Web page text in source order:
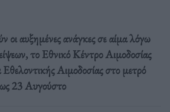
αυξημένες ανάγκες σε αίμα λόγω
το Εθνικό Κέντρο Αιμοδοσίας
Αιμοδοσίας στο μετρό
23 Αυγούστο